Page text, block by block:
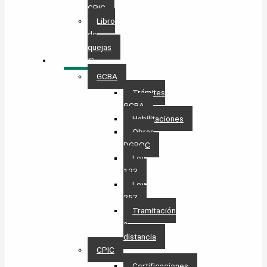
CPIC
Libro
de
quejas
TRÁMITES
GCBA
Trámites
GCBA
Habilitaciones
Obras
DGROC
Ley
123
Ley
257
Tramitación
a
distancia
CPIC